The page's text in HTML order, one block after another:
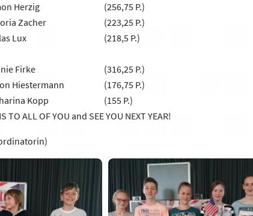
Herzig
(256,75 P.)
Zacher
(223,25 P.)
Lux (218,5 P.)
Firke
(316,25 P.)
Hiestermann
(176,75 P.)
Kopp
(155 P.)
TO ALL OF YOU and SEE YOU NEXT YEAR!